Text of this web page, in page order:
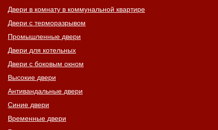
Двери в комнату в коммунальной квартире
Двери с терморазрывом
Промышленные двери
Двери для котельных
Двери с боковым окном
Высокие двери
Антивандальные двери
Синие двери
Временные двери